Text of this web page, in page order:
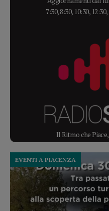
7:30, 8:30, 10:30,
Il Ritmo che
EVENTI A PIACENZA